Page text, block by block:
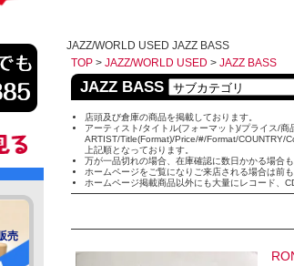
売
JAZZ/WORLD USED JAZZ BASS
TOP > JAZZ/WORLD USED > JAZZ BASS
JAZZ BASS
店頭及び倉庫の商品を掲載しております。
アーティスト/タイトル(フォーマット)/プライス/
ARTIST/Title(Format)/Price/#/Format/COUNTRY/
上記順となっております。
万が一品切れの場合、在庫確認に数日かかる場合
ホームページをご覧になりご来店される場合は前
ホームページ掲載商品以外にも大量にレコード、